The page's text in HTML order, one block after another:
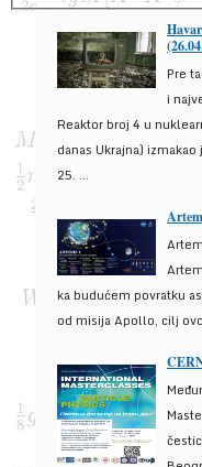
Pre
i
Reaktor broj 4 u
danas Ukrajna)
25. ...
ka budućem povratku
od misija Apollo, cilj